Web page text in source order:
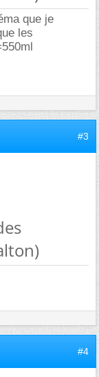
que je
les
#3
#4